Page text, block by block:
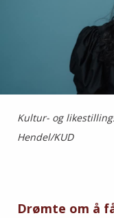
Kultur- og
Hendel/KUD
Drømte om å